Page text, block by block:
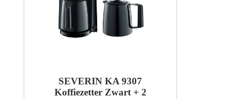
SEVERIN KA 9307
Koffiezetter Zwart + 2